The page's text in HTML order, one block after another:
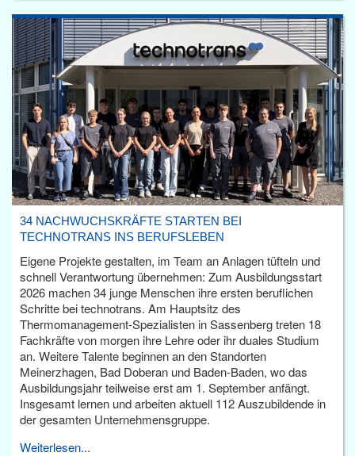
34 NACHWUCHSKRÄFTE STARTEN BEI
TECHNOTRANS INS BERUFSLEBEN
Eigene Projekte gestalten, im Team an Anlagen tüfteln und
schnell Verantwortung übernehmen: Zum Ausbildungsstart
2026 machen 34 junge Menschen ihre ersten beruflichen
Schritte bei technotrans. Am Hauptsitz des
Thermomanagement-Spezialisten in Sassenberg treten 18
Fachkräfte von morgen ihre Lehre oder ihr duales Studium
an. Weitere Talente beginnen an den Standorten
Meinerzhagen, Bad Doberan und Baden-Baden, wo das
Ausbildungsjahr teilweise erst am 1. September anfängt.
Insgesamt lernen und arbeiten aktuell 112 Auszubildende in
der gesamten Unternehmensgruppe.
Weiterlesen...